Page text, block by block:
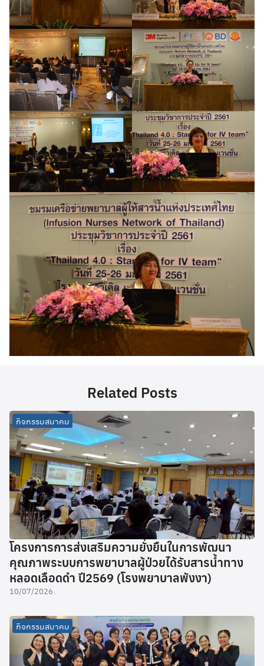
Related Posts
กิจกรรมสมาคม
โครงการการส่งเสริมความยั่งยืนในการพัฒนา
คุณภาพระบบการพยาบาลผู้ป่วยได้รับสารน้ำทาง
หลอดเลือดดำ ปี2569 (โรงพยาบาลพังงา)
10/07/2026
กิจกรรมสมาคม